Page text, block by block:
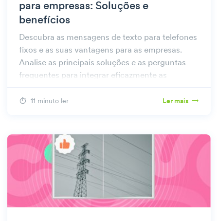
para empresas: Soluções e
benefícios
Descubra as mensagens de texto para telefones
fixos e as suas vantagens para as empresas.
Analise as principais soluções e as perguntas
frequentes para integrar eficazmente as
mensagens de texto na sua estratégia de
comunicação.
11 minuto ler Ler mais